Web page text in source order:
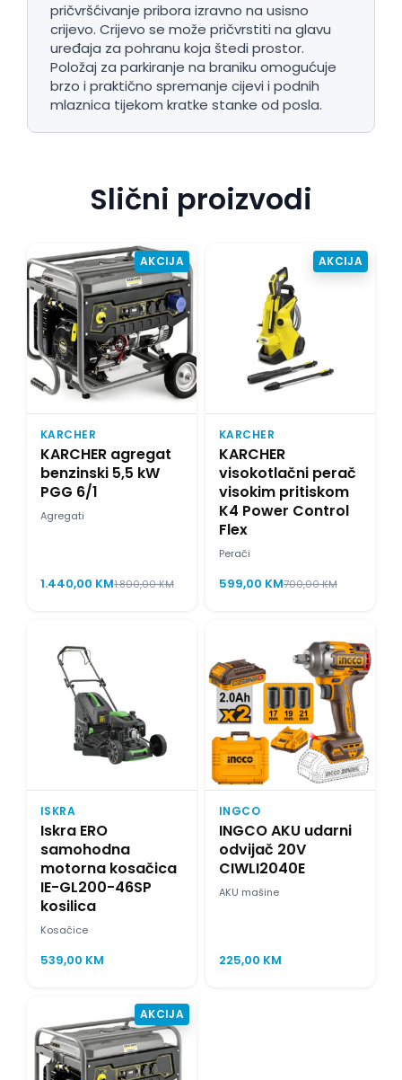
pričvršćivanje pribora izravno na usisno
crijevo. Crijevo se može pričvrstiti na glavu
uređaja za pohranu koja štedi prostor.
Položaj za parkiranje na braniku omogućuje
brzo i praktično spremanje cijevi i podnih
mlaznica tijekom kratke stanke od posla.
Slični proizvodi
AKCIJA
KARCHER
KARCHER agregat
benzinski 5,5 kW
PGG 6/1
Agregati
1.440,00 KM1.800,00KM
AKCIJA
KARCHER
KARCHER
visokotlačni perač
visokim pritiskom
K4 Power Control
Flex
Perači
599,00 KM700,00KM
ISKRA
Iskra ERO
samohodna
motorna kosačica
IE-GL200-46SP
kosilica
Kosačice
539,00 KM
INGCO
INGCO AKU udarni
odvijač 20V
CIWLI2040E
AKU mašine
225,00 KM
AKCIJA